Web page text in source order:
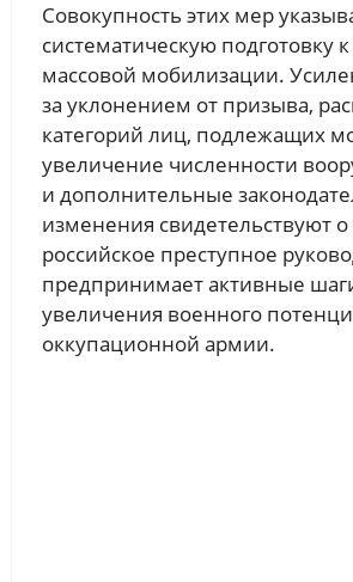
Совокупность этих мер
систематическую подготовку
массовой мобилизации.
за уклонением от призыва,
категорий лиц, подлежащих
увеличение численности
и дополнительные
изменения свидетельствуют о
российское преступное
предпринимает активные
увеличения военного
оккупационной армии.